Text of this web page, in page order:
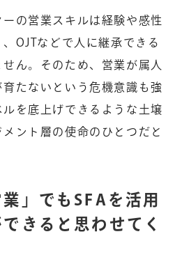
の営業スキルは経験や感性
OJTなどで人に継承できる
ん。そのため、営業が属人
たないという危機意識も強
を底上げできるような土壌
ント層の使命のひとつだと
業」でもSFAを活用
きると思わせてく